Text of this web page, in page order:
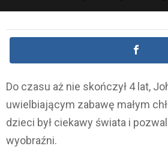
Do czasu aż nie skończył 4 lat,
uwielbiającym zabawę małym
dzieci był ciekawy świata i
wyobraźni.